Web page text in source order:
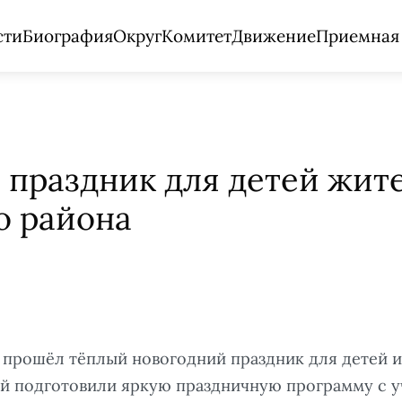
БиографияОкругКомитетДвижениеПриемная
для детей
района
тёплый новогодний праздник для детей
подготовили яркую праздничную программу с